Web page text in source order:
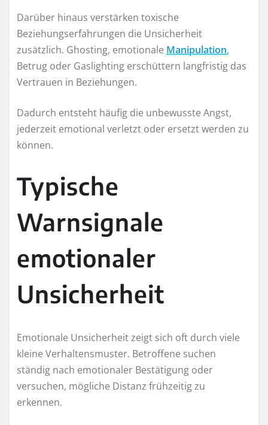
Darüber hinaus verstärken toxische
Beziehungserfahrungen die Unsicherheit
zusätzlich. Ghosting, emotionale Manipulation,
Betrug oder Gaslighting erschüttern langfristig das
Vertrauen in Beziehungen.
Dadurch entsteht häufig die unbewusste Angst,
jederzeit emotional verletzt oder ersetzt werden zu
können.
Typische
Warnsignale
emotionaler
Unsicherheit
Emotionale Unsicherheit zeigt sich oft durch viele
kleine Verhaltensmuster. Betroffene suchen
ständig nach emotionaler Bestätigung oder
versuchen, mögliche Distanz frühzeitig zu
erkennen.